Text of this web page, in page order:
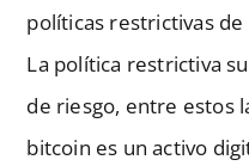
políticas restrictivas
La política restrictiva
de riesgo, entre estos
bitcoin es un activo